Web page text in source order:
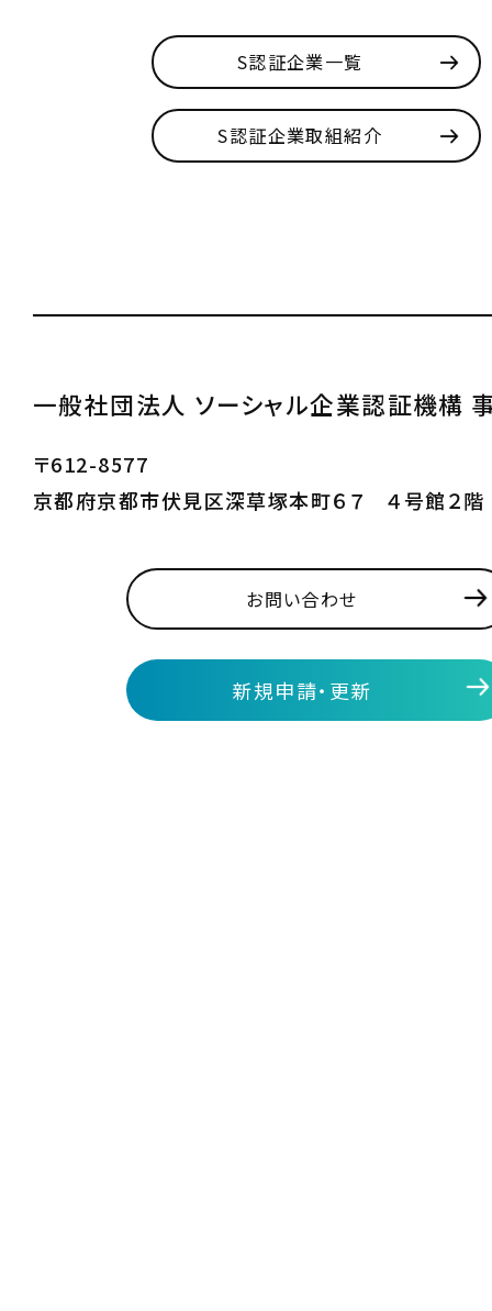
S認証企業一覧
S認証企業取組紹介
一般社団法人 ソーシャル企業認証機構
〒612-8577
京都府京都市伏見区深草塚本町６７ ４号館２階
お問い合わせ
新規申請・更新